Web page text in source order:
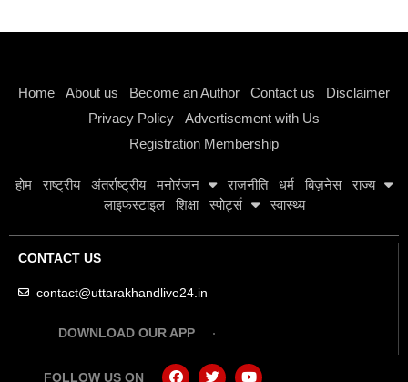
Home About us Become an Author Contact us
Disclaimer
Privacy Policy
Advertisement with Us
Registration Membership
होम राष्ट्रीय अंतर्राष्ट्रीय मनोरंजन राजनीति धर्म बिज़नेस
राज्य
लाइफस्टाइल
शिक्षा स्पोर्ट्स स्वास्थ्य
CONTACT US
contact@uttarakhandlive24.in
DOWNLOAD OUR APP
FOLLOW US ON